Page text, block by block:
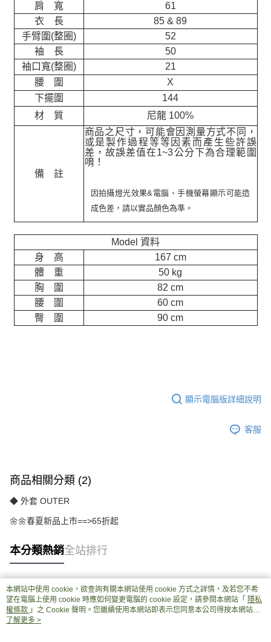
肩 寬
61
衣 長
85 & 89
手臂圍(整圈)
52
袖 長
50
袖口寬(整圈)
21
腰 圍
X
下擺圍
144
材 質
尼龍 100%
備 註
商品之尺寸，可能會因測量方式不同，
或是製作過程等等因素而產生些許誤
差，故誤差值在1~3公分下為合理範圍
唷！
因拍攝燈光效果&電腦、手機螢幕顯示可能造
成色差，請以實品顏色為準。
Model 資料
身 高
167 cm
體 重
50 kg
胸 圍
82 cm
腰 圍
60 cm
臀 圍
90 cm
顯示電腦版詳細說明
客服
商品相關分類 (2)
◆ 外套 OUTER
🌼🌼春夏新品上市==>65折起
本分類熱銷全站排行
熱門標籤
本網站中使用 cookie，欲查詢有關本網站使用 cookie 方式之詳情，及若您不希
望在電腦上使用 cookie 時應如何變更電腦的 cookie 設定，請參閱本網站「 隱私
權條款 」之 Cookie 聲明。您繼續使用本網站即表示您同意本公司得按本網站使
用條款之 Cookie 聲明使用 cookie。
了解更多 >